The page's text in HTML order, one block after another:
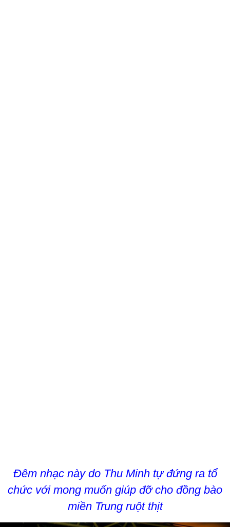
Đêm nhạc này do Thu Minh tự đứng ra tổ
chức với mong muốn giúp đỡ cho đồng bào
miền Trung ruột thịt